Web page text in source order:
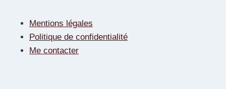
Mentions légales
Politique de confidentialité
Me contacter